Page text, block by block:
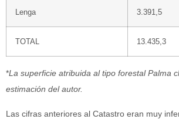
Lenga 3.391,5
TOTAL 13.435,3
*La superficie atribuida al tipo forestal Palma
estimación del autor.
Las cifras anteriores al Catastro eran muy